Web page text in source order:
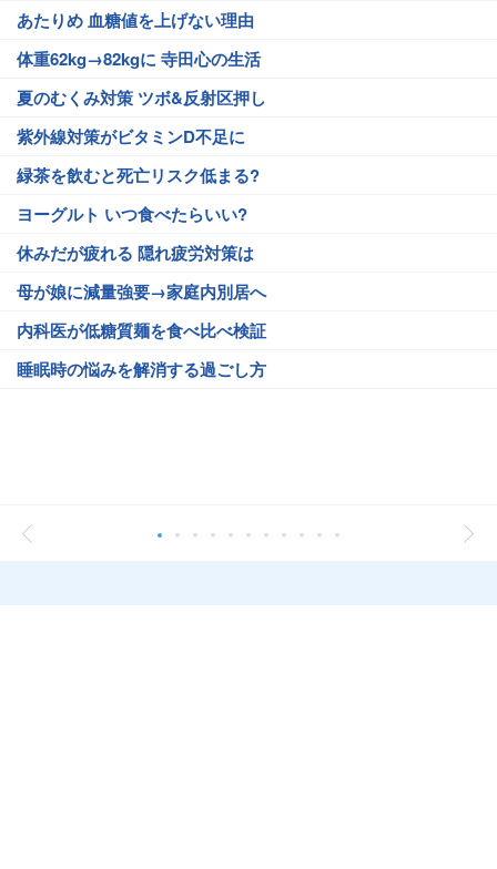
あたりめ 血糖値を上げない理由
体重62kg→82kgに 寺田心の生活
夏のむくみ対策 ツボ&反射区押し
紫外線対策がビタミンD不足に
緑茶を飲むと死亡リスク低まる?
ヨーグルト いつ食べたらいい?
休みだが疲れる 隠れ疲労対策は
母が娘に減量強要→家庭内別居へ
内科医が低糖質麺を食べ比べ検証
睡眠時の悩みを解消する過ごし方